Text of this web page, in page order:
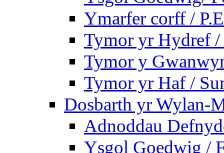
Ymarfer corff /
Tymor yr Hydref
Tymor y
Tymor yr Haf /
Dosbarth yr Wylan-
Adnoddau
Ysgol Goedwig /